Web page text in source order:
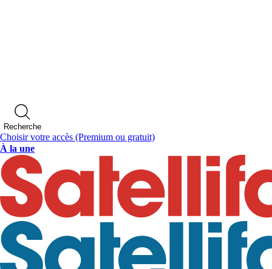
Recherche
Choisir votre accès (Premium ou gratuit)
À la une